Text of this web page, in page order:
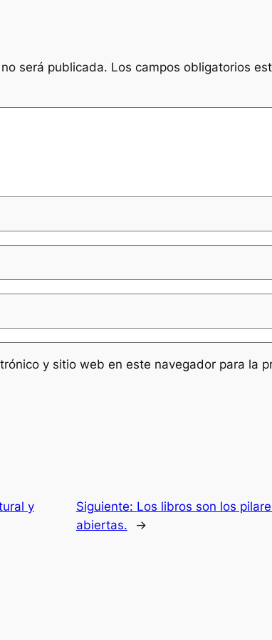
será publicada. Los campos obligatorios
y sitio web en este navegador para la
y
Siguiente: Los libros son los
abiertas.
→